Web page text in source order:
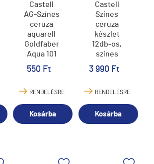
Castell
AG-Színes
ceruza
aquarell
Goldfaber
Aqua 101
fehér
550 Ft
RENDELÉSRE
Kosárba
Castell
Színes
ceruza
készlet
12db-os,
színes
radírral
3 990 Ft
RENDELÉSRE
Kosárba